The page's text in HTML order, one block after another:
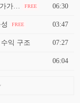
FREE 06:30
FREE 03:47
익 구조 07:27
06:04